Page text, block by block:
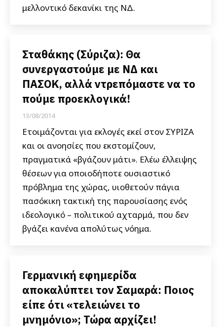
μελλοντικό δεκανίκι της ΝΔ.
Σταθάκης (Σύριζα): Θα
συνεργαστούμε με ΝΔ και
ΠΑΣΟΚ, αλλά ντρεπόμαστε να το
πούμε προεκλογικά!
13/08/2014
Ετοιμάζονται για εκλογές εκεί στον ΣΥΡΙΖΑ
και οι ανοησίες που εκστομίζουν,
πραγματικά «βγάζουν μάτι». Ελέω έλλειψης
θέσεων για οποιοδήποτε ουσιαστικό
πρόβλημα της χώρας, υιοθετούν πάγια
πασόκικη τακτική της παρουσίασης ενός
ιδεολογικό – πολιτικού αχταρμά, που δεν
βγάζει κανένα απολύτως νόημα.
Γερμανική εφημερίδα
αποκαλύπτει τον Σαμαρά: Ποιος
είπε ότι «τελειώνει το
μνημόνιο»; Τώρα αρχίζει!